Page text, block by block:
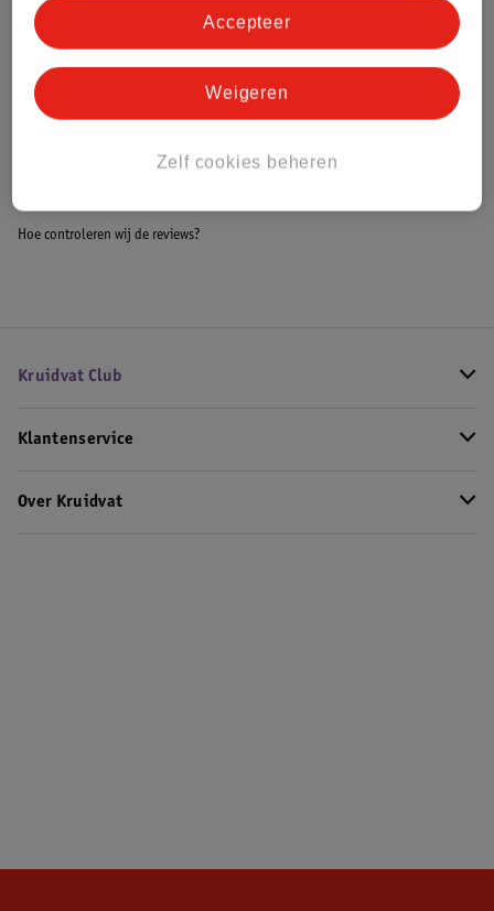
Bestel & Bezorginformatie
Hoe controleren wij de reviews?
Kruidvat Club
Klantenservice
Over Kruidvat
Zelf cookies beheren
Weigeren
Accepteer